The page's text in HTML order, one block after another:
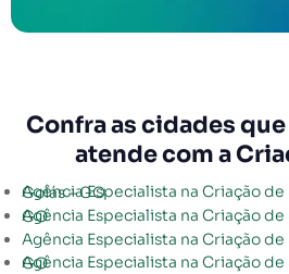
Confra as cidades
atende com a
Agência Especialista na Criação de Site em Abadia de Goiás – GO
Agência Especialista na Criação de Site em Abadiânia – GO
Agência Especialista na Criação
Agência Especialista na Criação de Site em Adelândia – GO